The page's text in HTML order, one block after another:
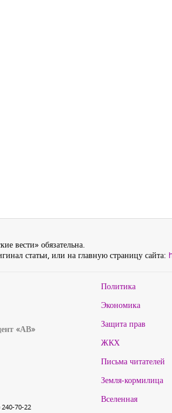
вести» обязательна.
статьи, или на главную страницу сайта:
«АВ»
240-70-22
Политика
Экономика
Защита прав
ЖКХ
Письма читателей
Земля-кормилица
Вселенная